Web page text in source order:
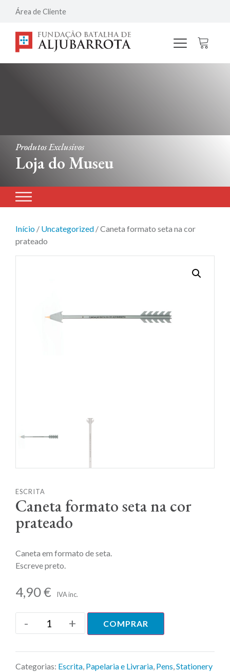
Área de Cliente
Produtos Exclusivos
Loja do Museu
Início / Uncategorized / Caneta formato seta na cor
prateado
ESCRITA
Caneta formato seta na cor
prateado
Caneta em formato de seta.
Escreve preto.
4,90€ IVA inc.
- + COMPRAR
Categorias: Escrita, Papelaria e Livraria, Pens,Stationery